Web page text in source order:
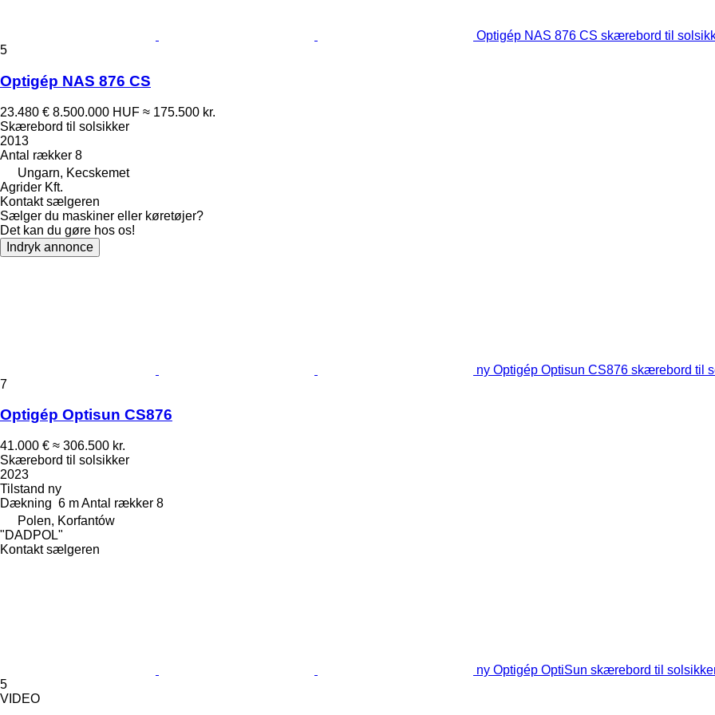
Optigép NAS 876 CS skærebord til
5
Optigép NAS 876 CS
23.480 € 8.500.000 HUF ≈ 175.500 kr.
Skærebord til solsikker
2013
Antal rækker 8
Ungarn, Kecskemet
Agrider Kft.
Kontakt sælgeren
Sælger du maskiner eller køretøjer?
Det kan du gøre hos os!
Indryk annonce
ny Optigép Optisun CS876 skærebord til
7
Optigép Optisun CS876
41.000 € ≈ 306.500 kr.
Skærebord til solsikker
2023
Tilstand ny
Dækning 6 mAntal rækker 8
Polen, Korfantów
"DADPOL"
Kontakt sælgeren
ny Optigép OptiSun skærebord til
5
VIDEO